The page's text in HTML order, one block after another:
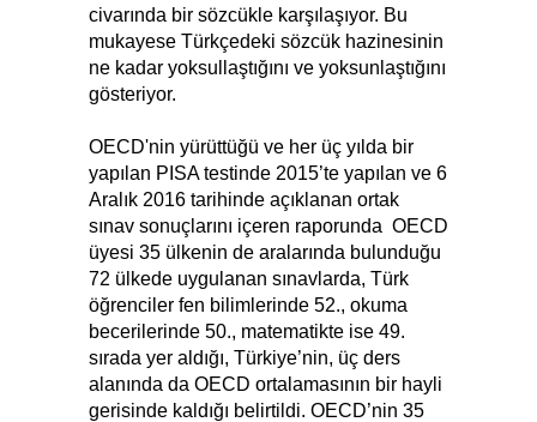
civarında bir sözcükle karşılaşıyor. Bu
mukayese Türkçedeki sözcük hazinesinin
ne kadar yoksullaştığını ve yoksunlaştığını
gösteriyor.
OECD'nin yürüttüğü ve her üç yılda bir
yapılan PISA testinde 2015’te yapılan ve 6
Aralık 2016 tarihinde açıklanan ortak
sınav sonuçlarını içeren raporunda OECD
üyesi 35 ülkenin de aralarında bulunduğu
72 ülkede uygulanan sınavlarda, Türk
öğrenciler fen bilimlerinde 52., okuma
becerilerinde 50., matematikte ise 49.
sırada yer aldığı, Türkiye’nin, üç ders
alanında da OECD ortalamasının bir hayli
gerisinde kaldığı belirtildi. OECD’nin 35